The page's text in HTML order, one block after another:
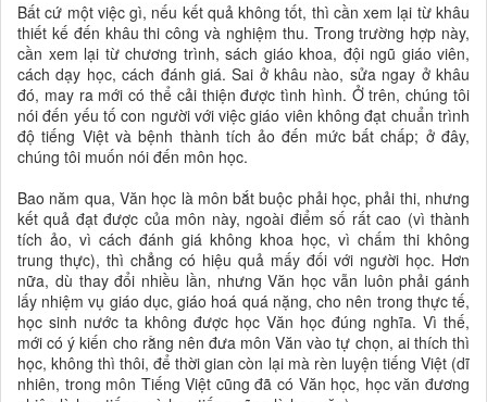
Bất cứ một việc gì, nếu kết quả không tốt, thì cần xem lại từ khâu
thiết kế đến khâu thi công và nghiệm thu. Trong trường hợp này,
cần xem lại từ chương trình, sách giáo khoa, đội ngũ giáo viên,
cách dạy học, cách đánh giá. Sai ở khâu nào, sửa ngay ở khâu
đó, may ra mới có thể cải thiện được tình hình. Ở trên, chúng tôi
nói đến yếu tố con người với việc giáo viên không đạt chuẩn trình
độ tiếng Việt và bệnh thành tích ảo đến mức bất chấp; ở đây,
chúng tôi muốn nói đến môn học.
Bao năm qua, Văn học là môn bắt buộc phải học, phải thi, nhưng
kết quả đạt được của môn này, ngoài điểm số rất cao (vì thành
tích ảo, vì cách đánh giá không khoa học, vì chấm thi không
trung thực), thì chẳng có hiệu quả mấy đối với người học. Hơn
nữa, dù thay đổi nhiều lần, nhưng Văn học vẫn luôn phải gánh
lấy nhiệm vụ giáo dục, giáo hoá quá nặng, cho nên trong thực tế,
học sinh nước ta không được học Văn học đúng nghĩa. Vì thế,
mới có ý kiến cho rằng nên đưa môn Văn vào tự chọn, ai thích thì
học, không thì thôi, để thời gian còn lại mà rèn luyện tiếng Việt (dĩ
nhiên, trong môn Tiếng Việt cũng đã có Văn học, học văn đương